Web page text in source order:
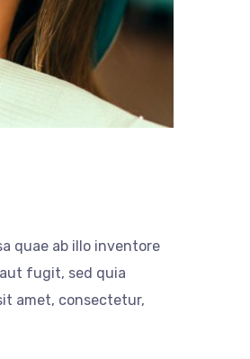
quae ab illo inventore
fugit, sed quia
amet, consectetur,